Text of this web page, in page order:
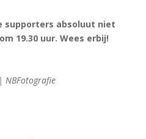
supporters absoluut niet
19.30 uur. Wees erbij!
NBFotografie